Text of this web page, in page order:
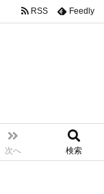
次へ 検索
RSS Feedly